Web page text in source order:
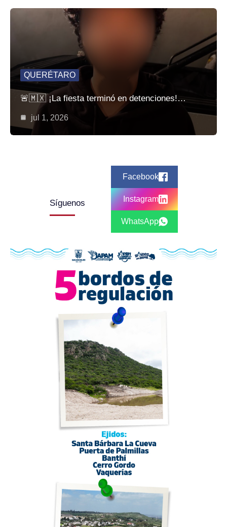
QUERÉTARO
🚨🇲🇽 ¡La fiesta terminó en detenciones!…
jul 1, 2026
Síguenos
Facebook
Instagram
WhatsApp